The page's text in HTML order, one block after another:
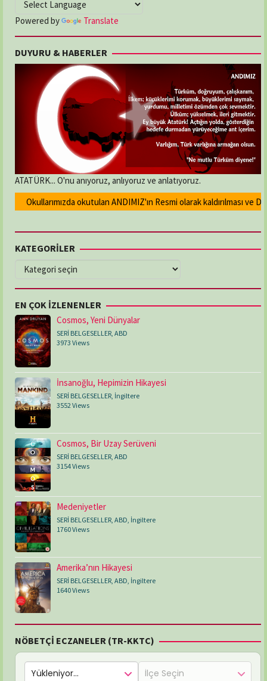
Powered by Translate
DUYURU & HABERLER
ATATÜRK... O'nu anıyoruz, anlıyoruz ve anlatıyoruz.
Okullarımızda okutulan ANDIMIZ'ın Resmi olarak kaldırılması ve
KATEGORİLER
KATEGORİLER
EN ÇOK İZLENENLER
Cosmos, Yeni Dünyalar
SERİ BELGESELLER ABD
3973 Views
İnsanoğlu, Hepimizin Hikayesi
SERİ BELGESELLER İngiltere
3552 Views
Cosmos, Bir Uzay Serüveni
SERİ BELGESELLER, ABD
3154 Views
Medeniyetler
SERİ BELGESELLER ABD İngiltere
1760 Views
Amerika’nın Hikayesi
SERİ BELGESELLER, ABD, İngiltere
1640 Views
NÖBETÇİ ECZANELER (TR-KKTC)